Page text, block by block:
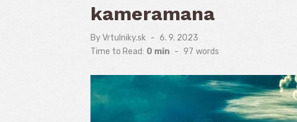
kameramana
ByVrtulniky.sk
Posted
on
6. 9. 2023
Time to Read: 0 min - 97 words